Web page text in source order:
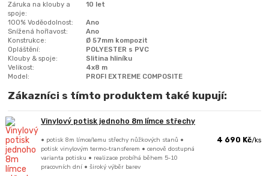
Záruka na klouby a
spoje:
10 let
100% Voděodolnost:
Ano
Snížená hořlavost:
Ano
Konstrukce:
Ø 57mm kompozit
Opláštění:
POLYESTER s PVC
Klouby & spoje:
Slitina hliníku
Velikost:
4x8 m
Model:
PROFI EXTREME COMPOSITE
Zákazníci s tímto produktem také kupují:
Vinylový potisk jednoho 8m límce střechy
• potisk 8m límce/lemu střechy nůžkových stanů •
potisk vinylovým termo-transferem • cenově dostupná
varianta potisku • realizace probíhá během 5-10
pracovních dní • široký výběr barev
4 690 Kč/ks